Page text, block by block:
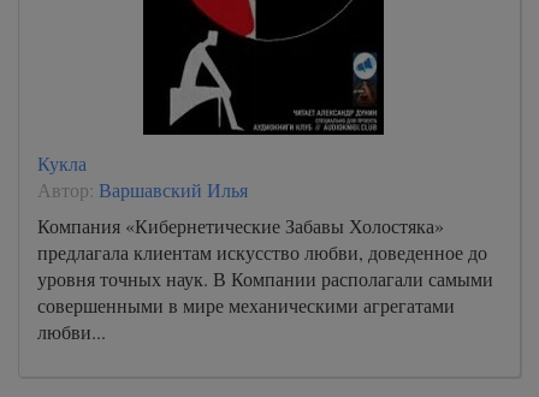
Кукла
Автор: Варшавский Илья
Компания «Кибернетические Забавы Холостяка»
предлагала клиентам искусство любви, доведенное до
уровня точных наук. В Компании располагали самыми
совершенными в мире механическими агрегатами
любви...